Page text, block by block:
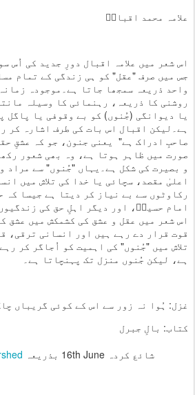
علامہ محمد اقبالؒ
اس شعر میں علامہ اقبال دورِ جدید کی اُس
جس میں صرف "عقل" کو ہی زندگی کے تمام
واحد ذریعہ سمجھا جاتا ہے۔موجودہ
روشنی کا ذریعہ، رہنمائی کا وسیلہ
یا دیوانگی (جُنوں) کو بے وقوفی یا پاگل
ہے۔لیکن اقبال اس بات کی طرف اشارہ کر
صاحبِ ادراک ہے" یعنی جنون، جو کہ عشقِ
صورت میں ظاہر ہوتا ہے، وہ بھی شعور
و بصیرت کی شکل ہے۔یہاں "جُنوں" سے مراد
اعلیٰ مقصد، سچائی یا خدا کی تلاش میں
رکاوٹوں سے بے نیاز کر دیتا ہے جیسا
امام حسینؓ، اور دیگر اہلِ حق کی
اس شعر میں عقل و عشق کی کشمکش میں عشق
قوت قرار دے رہے ہیں اور انسانی ترقی،
تلاش میں "جُنوں" کی اہمیت کو اُجاگر کر
ہے، لیکن جُنوں منزل تک پہنچاتا ہے۔
غزل: ہُوا نہ زور سے اس کے کوئی گریباں
کتاب: بالِ جبرل
شائع کردہ 16th June بذریعہ